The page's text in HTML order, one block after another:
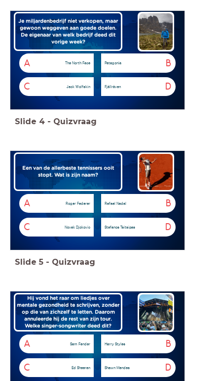
Je miljardenbedrijf niet verkopen, maar
gewoon weggeven aan goede doelen.
De eigenaar van welk bedrijf deed dit
vorige week?
A The North Face B
Patagonia
C Jack Wolfskin D
Fjällräven
Slide 4 - Quizvraag
Een van de allerbeste tennissers ooit
stopt. Wat is zijn naam?
A Roger Federer B
Rafael Nadal
C Novak Djokovic D
Stefanos Tsitsipas
Slide 5 - Quizvraag
Hij vond het raar om liedjes over
mentale gezondheid te schrijven, zonder
op die van zichzelf te letten. Daarom
annuleerde hij de rest van zijn tour.
Welke singer-songwriter deed dit?
A Sam Fender B
Harry Styles
C Ed Sheeran D
Shawn Mendes